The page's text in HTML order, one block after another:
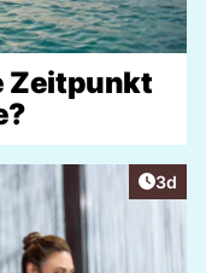
Zeitpunkt
3d